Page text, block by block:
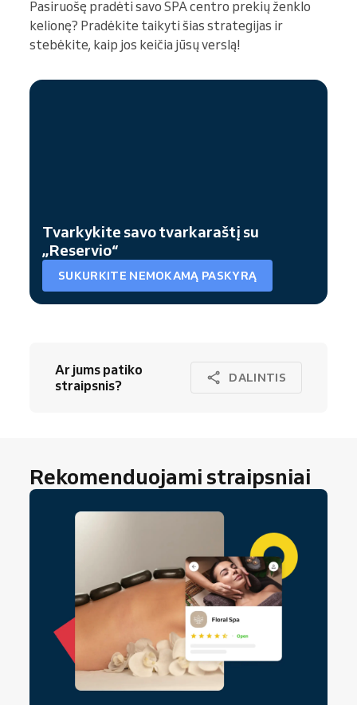
Pasiruošę pradėti savo SPA centro prekių ženklo
kelionę? Pradėkite taikyti šias strategijas ir
stebėkite, kaip jos keičia jūsų verslą!
Tvarkykite savo tvarkaraštį su
„Reservio“
SUKURKITE NEMOKAMĄ PASKYRĄ
Ar jums patiko
straipsnis?
DALINTIS
Rekomenduojami straipsniai